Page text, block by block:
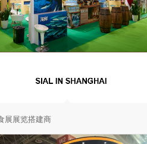
展展览搭建商